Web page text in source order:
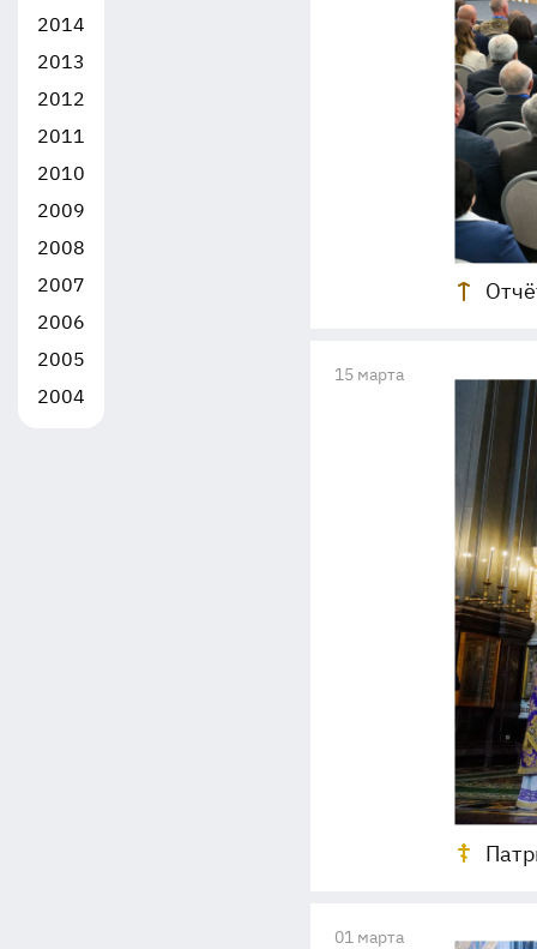
2014
2013
2012
2011
2010
2009
2008
2007
2006
2005
2004
15 марта
01 марта